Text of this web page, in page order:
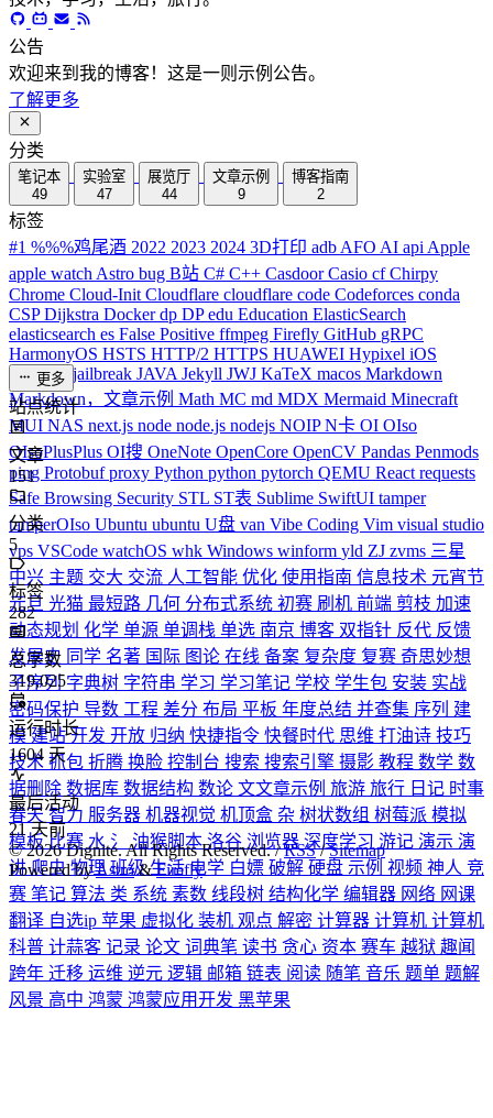
公告
欢迎来到我的博客！这是一则示例公告。
了解更多
分类
笔记本
49
实验室
47
展览厅
44
文章示例
9
博客指南
2
标签
#1 %%%鸡尾酒 2022 2023 2024 3D打印 adb AFO AI api Apple
apple watch Astro bug B站 C# C++ CasdoorCasio cfChirpy
Chrome Cloud-Init Cloudflare cloudflare code Codeforces conda
CSPDijkstra Dockerdp DPedu Education ElasticSearch
elasticsearch es False Positive ffmpeg Firefly GitHub gRPC
HarmonyOS HSTS HTTP/2 HTTPS HUAWEI Hypixel iOS
iPhoneJ jailbreak JAVA Jekyll JWJ KaTeX macos Markdown
Markdown，文章示例 Math MC md MDX Mermaid Minecraft
MUI NAS next.js node node.js nodejs NOIPN卡 OI OIso
OIsoPlusPlus OI搜 OneNote OpenCore OpenCV Pandas Penmods
ping Protobufproxy Python python pytorch QEMU React requests
Safe Browsing Security STL ST表 Sublime SwiftUI tamper
tamperOIso Ubuntu ubuntu U盘 van Vibe Coding Vim visual studio
vps VSCode watchOS whk Windows winform yld ZJ zvms 三星
中兴 主题 交大 交流 人工智能 优化 使用指南 信息技术 元宵节
元旦 光猫 最短路 几何 分布式系统 初赛 刷机 前端 剪枝 加速
动态规划 化学 单源 单调栈 单选 南京 博客 双指针 反代 反馈
发展史 同学 名著 国际 图论 在线 备案 复杂度 复赛 奇思妙想
子序列字典树 字符串 学习 学习笔记 学校 学生包 安装 实战
密码保护 导数 工程 差分 布局 平板 年度总结 并查集 序列 建
模建站开发 开放 归纳 快捷指令 快餐时代 思维 打油诗 技巧
技术 抓包 折腾 换脸 控制台 搜索 搜索引擎 摄影 教程 数学 数
据删除 数据库 数据结构 数论 文文章示例 旅游 旅行 日记 时事
春天智力 服务器 机器视觉 机顶盒 杂 树状数组 树莓派 模拟
模板比赛 水氵油猴脚本洛谷 浏览器深度学习 游记 演示 演
讲爬虫物理班级生活电学 白嫖 破解 硬盘 示例 视频 神人 竞
赛 笔记 算法 类 系统 素数 线段树 结构化学 编辑器 网络 网课
翻译 自选ip 苹果 虚拟化 装机 观点 解密 计算器 计算机 计算机
科普 计蒜客 记录 论文 词典笔 读书 贪心 资本 赛车 越狱 趣闻
跨年 迁移 运维 逆元 逻辑 邮箱 链表 阅读 随笔 音乐 题单 题解
风景 高中 鸿蒙 鸿蒙应用开发 黑苹果
更多
站点统计
文章
151
分类
5
标签
282
总字数
319,025
运行时长
1604 天
最后活动
21 天前
©2026Dignite. All Rights Reserved. /RSS/Sitemap
Powered byAstro&Firefly